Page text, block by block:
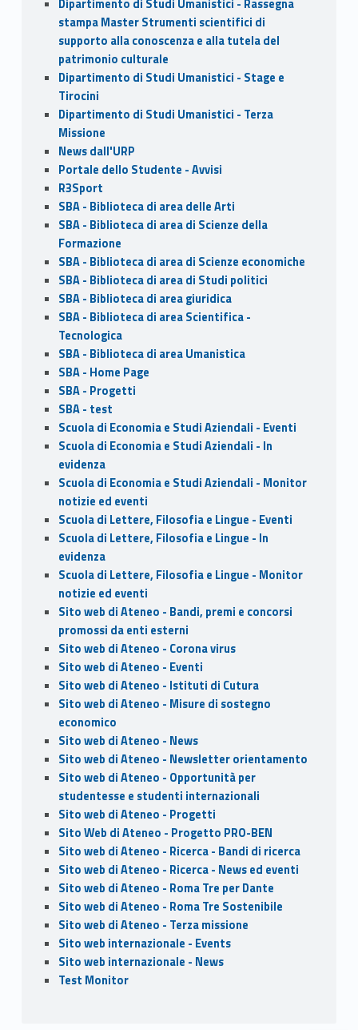
Dipartimento di Studi Umanistici - Rassegna
stampa Master Strumenti scientifici di
supporto alla conoscenza e alla tutela del
patrimonio culturale
Dipartimento di Studi Umanistici - Stage e
Tirocini
Dipartimento di Studi Umanistici - Terza
Missione
News dall'URP
Portale dello Studente - Avvisi
R3Sport
SBA - Biblioteca di area delle Arti
SBA - Biblioteca di area di Scienze della
Formazione
SBA - Biblioteca di area di Scienze economiche
SBA - Biblioteca di area di Studi politici
SBA - Biblioteca di area giuridica
SBA - Biblioteca di area Scientifica -
Tecnologica
SBA - Biblioteca di area Umanistica
SBA - Home Page
SBA - Progetti
SBA - test
Scuola di Economia e Studi Aziendali - Eventi
Scuola di Economia e Studi Aziendali - In
evidenza
Scuola di Economia e Studi Aziendali - Monitor
notizie ed eventi
Scuola di Lettere, Filosofia e Lingue - Eventi
Scuola di Lettere, Filosofia e Lingue - In
evidenza
Scuola di Lettere, Filosofia e Lingue - Monitor
notizie ed eventi
Sito web di Ateneo - Bandi, premi e concorsi
promossi da enti esterni
Sito web di Ateneo - Corona virus
Sito web di Ateneo - Eventi
Sito web di Ateneo - Istituti di Cutura
Sito web di Ateneo - Misure di sostegno
economico
Sito web di Ateneo - News
Sito web di Ateneo - Newsletter orientamento
Sito web di Ateneo - Opportunità per
studentesse e studenti internazionali
Sito web di Ateneo - Progetti
Sito Web di Ateneo - Progetto PRO-BEN
Sito web di Ateneo - Ricerca - Bandi di ricerca
Sito web di Ateneo - Ricerca - News ed eventi
Sito web di Ateneo - Roma Tre per Dante
Sito web di Ateneo - Roma Tre Sostenibile
Sito web di Ateneo - Terza missione
Sito web internazionale - Events
Sito web internazionale - News
Test Monitor